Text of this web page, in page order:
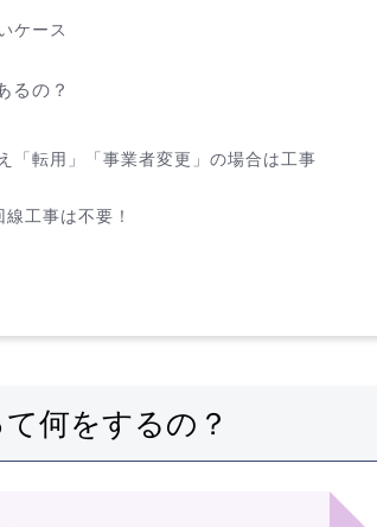
ケース
るの？
「転用」「事業者変更」の場合は工事
工事は不要！
何をするの？